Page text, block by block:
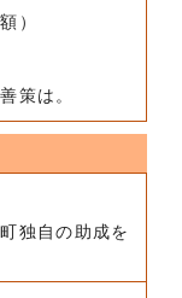
）
策は。
独自の助成を